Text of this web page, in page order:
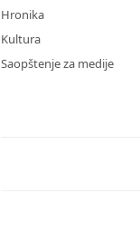
Hronika
Kultura
Saopštenje za medije